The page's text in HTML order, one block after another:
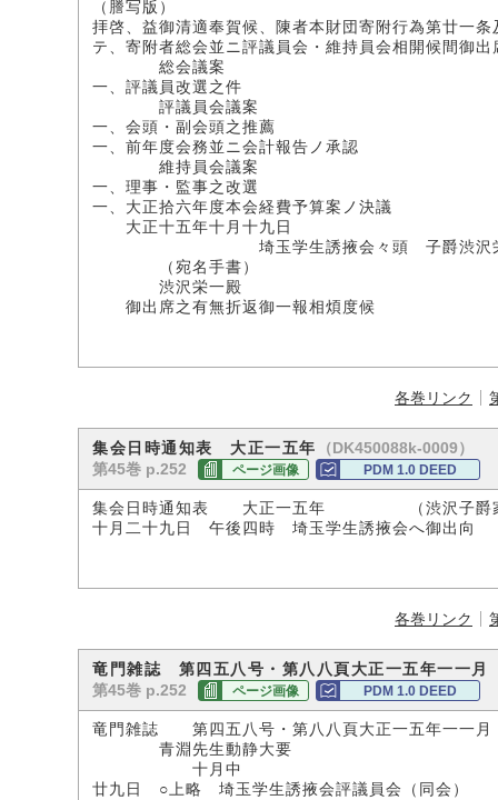
（謄写版）
拝啓、益御清適奉賀候、陳者本財団寄附行為第廿一
テ、寄附者総会並ニ評議員会・維持員会相開候間御
総会議案
一、評議員改選之件
評議員会議案
一、会頭・副会頭之推薦
一、前年度会務並ニ会計報告ノ承認
維持員会議案
一、理事・監事之改選
一、大正拾六年度本会経費予算案ノ決議
大正十五年十月十九日
埼玉学生誘掖会々頭 子爵渋沢
（宛名手書）
渋沢栄一殿
御出席之有無折返御一報相煩度候
各巻リンク
集会日時通知表 大正一五年
（DK450088k-0009）
第45巻 p.252
ページ画像 PDM 1.0 DEED
集会日時通知表 大正一五年 （渋沢子爵
十月二十九日 午後四時 埼玉学生誘掖会へ御出向
各巻リンク
竜門雑誌 第四五八号・第八八頁大正一五年一一
第45巻 p.252 ページ画像 PDM 1.0 DEED
竜門雑誌 第四五八号・第八八頁大正一五年一一月
青淵先生動静大要
十月中
廿九日 ○上略 埼玉学生誘掖会評議員会（同会）